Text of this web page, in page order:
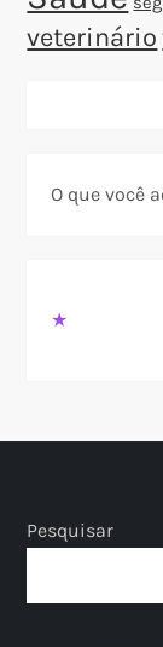
veterinário
O que você
★
Pesquisar